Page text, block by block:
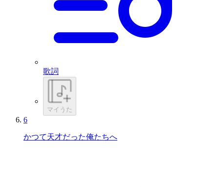
歌詞
マイうた
6
かつて天才だった俺たちへ